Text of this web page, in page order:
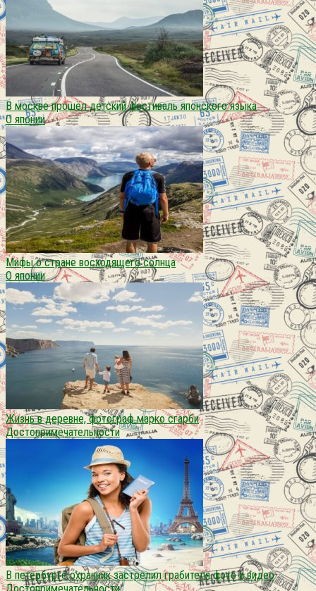
В москве прошёл детский фестиваль японского языка
О японии
Мифы о стране восходящего солнца
О японии
Жизнь в деревне, фотограф марко сгарби
Достопримечательности
В петербурге охранник застрелил грабителя фото и видео